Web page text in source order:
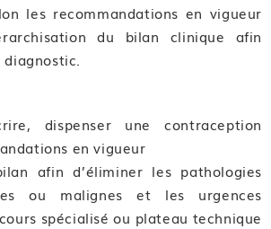
les recommandations en vigueur
du bilan clinique afin
dispenser une contraception
en vigueur
afin d’éliminer les pathologies
ou malignes et les urgences
spécialisé ou plateau technique